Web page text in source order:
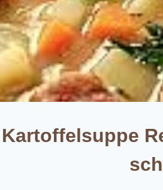
Kartoffelsuppe